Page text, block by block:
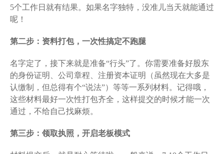
5个工作日就有结果。如果名字独特，没准儿当天就能通过
呢！
第二步：资料打包，一次性搞定不跑腿
名字定了，接下来就是准备“行头”了。你需要准备好股东
的身份证明、公司章程、注册资本证明（虽然现在大多是
认缴制，但总得有个“说法”）等等一系列材料。记得哦，
这些材料最好一次性打包齐全，这样提交的时候才能一次
通过，不给自己找麻烦。
第三步：领取执照，开启老板模式